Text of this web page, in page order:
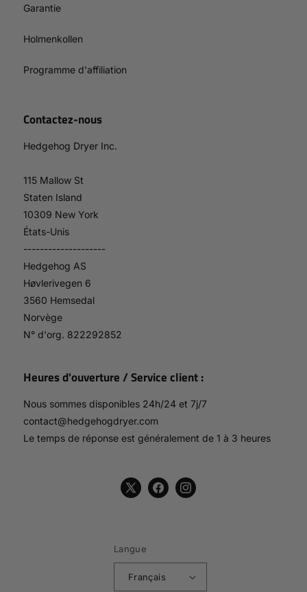
Garantie
Holmenkollen
Programme d'affiliation
Contactez-nous
Hedgehog Dryer Inc.
115 Mallow St
Staten Island
10309 New York
États-Unis
--------------------
Hedgehog AS
Høvlerivegen 6
3560 Hemsedal
Norvège
N° d'org. 822292852
Heures d'ouverture / Service client :
Nous sommes disponibles 24h/24 et 7j/7
contact@hedgehogdryer.com
Le temps de réponse est généralement de 1 à 3 heures
X
FacebookInstagram
Langue
Français